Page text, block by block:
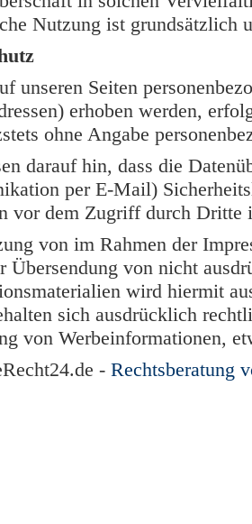
Nutzung ist grundsätzlich
unseren Seiten
erhoben werden,
ohne Angabe
darauf hin, dass die
per E-Mail)
vor dem Zugriff durch Dritte
von im Rahmen der
Übersendung von nicht
wird hiermit
sich ausdrücklich
von Werbeinformationen,
- Rechtsberatung